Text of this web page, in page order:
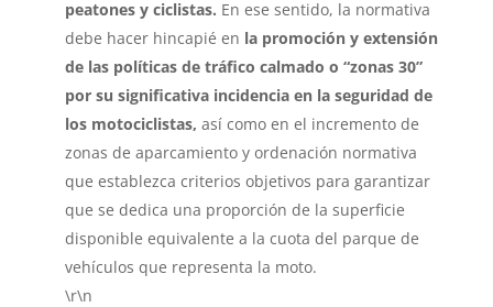
peatones y ciclistas. En ese sentido, la normativa
debe hacer hincapié en la promoción y extensión
de las políticas de tráfico calmado o “zonas 30”
por su significativa incidencia en la seguridad de
los motociclistas, así como en el incremento de
zonas de aparcamiento y ordenación normativa
que establezca criterios objetivos para garantizar
que se dedica una proporción de la superficie
disponible equivalente a la cuota del parque de
vehículos que representa la moto.
\r\n